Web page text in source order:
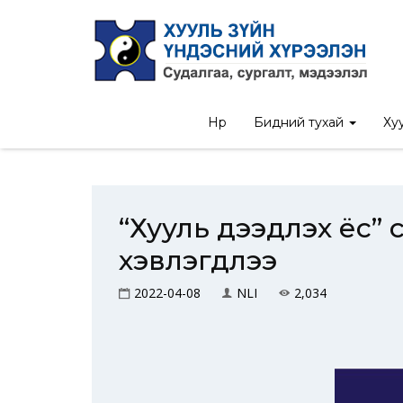
Нүүр Бидний тухайНүүр
“Хууль дээдлэх ёс”
хэвлэгдлээ
2022-04-08 NLI 2,034